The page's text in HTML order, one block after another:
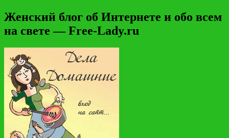
Женский блог об Интернете и обо всем
на свете — Free-Lady.ru